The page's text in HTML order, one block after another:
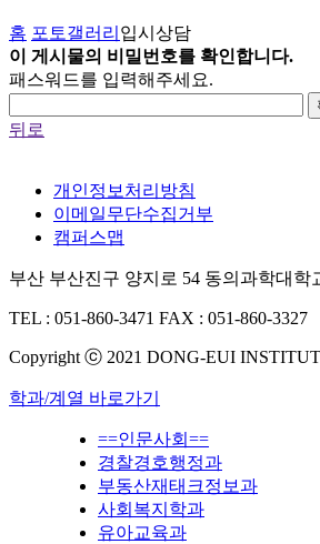
홈 포토갤러리 입시상담
이 게시물의 비밀번호를 확인합니다.
패스워드를 입력해주세요.
뒤로
개인정보처리방침
이메일무단수집거부
캠퍼스맵
부산 부산진구 양지로 54 동의과학대학
TEL : 051-860-3471 FAX : 051-860-3327
Copyright ⓒ 2021 DONG-EUI
학과/계열 바로가기
==인문사회==
경찰경호행정과
부동산재태크정보과
사회복지학과
유아교육과